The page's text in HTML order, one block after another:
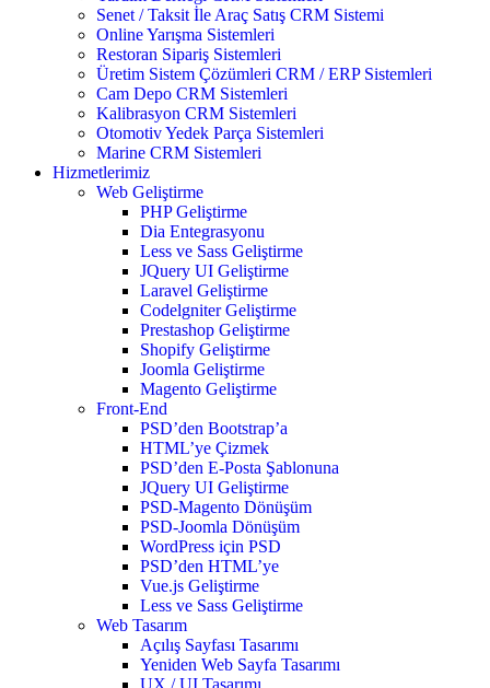
Senet / Taksit İle Araç Satış CRM Sistemi
Online Yarışma Sistemleri
Restoran Sipariş Sistemleri
Üretim Sistem Çözümleri CRM / ERP Sistemleri
Cam Depo CRM Sistemleri
Kalibrasyon CRM Sistemleri
Otomotiv Yedek Parça Sistemleri
Marine CRM Sistemleri
Hizmetlerimiz
Web Geliştirme
PHP Geliştirme
Dia Entegrasyonu
Less ve Sass Geliştirme
JQuery UI Geliştirme
Laravel Geliştirme
Codelgniter Geliştirme
Prestashop Geliştirme
Shopify Geliştirme
Joomla Geliştirme
Magento Geliştirme
Front-End
PSD’den Bootstrap’a
HTML’ye Çizmek
PSD’den E-Posta Şablonuna
JQuery UI Geliştirme
PSD-Magento Dönüşüm
PSD-Joomla Dönüşüm
WordPress için PSD
PSD’den HTML’ye
Vue.js Geliştirme
Less ve Sass Geliştirme
Web Tasarım
Açılış Sayfası Tasarımı
Yeniden Web Sayfa Tasarımı
UX / UI Tasarımı